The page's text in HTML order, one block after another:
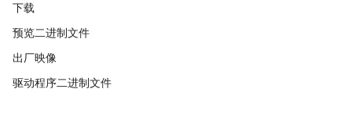
下载
预览二进制文件
出厂映像
驱动程序二进制文件